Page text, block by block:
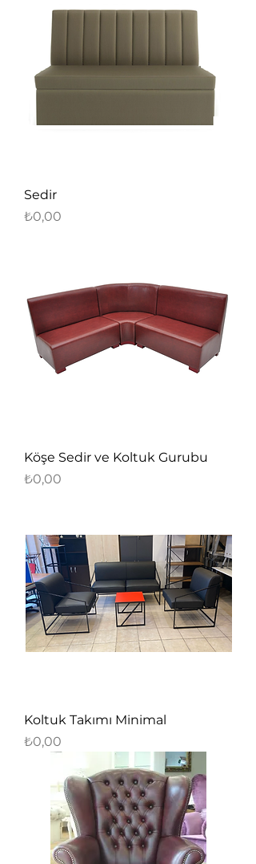
Sedir
Fiyat
₺0,00
Köşe Sedir ve Koltuk Gurubu
Fiyat
₺0,00
Koltuk Takımı Minimal
Fiyat
₺0,00